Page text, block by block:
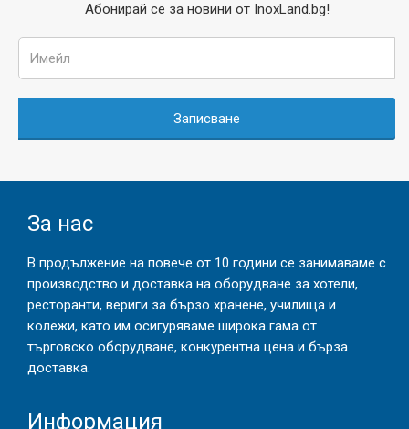
Абонирай се за новини от InoxLand.bg!
Записване
За нас
В продължение на повече от 10 години се занимаваме с
производство и доставка на оборудване за хотели,
ресторанти, вериги за бързо хранене, училища и
колежи, като им осигуряваме широка гама от
търговско оборудване, конкурентна цена и бърза
доставка.
Информация